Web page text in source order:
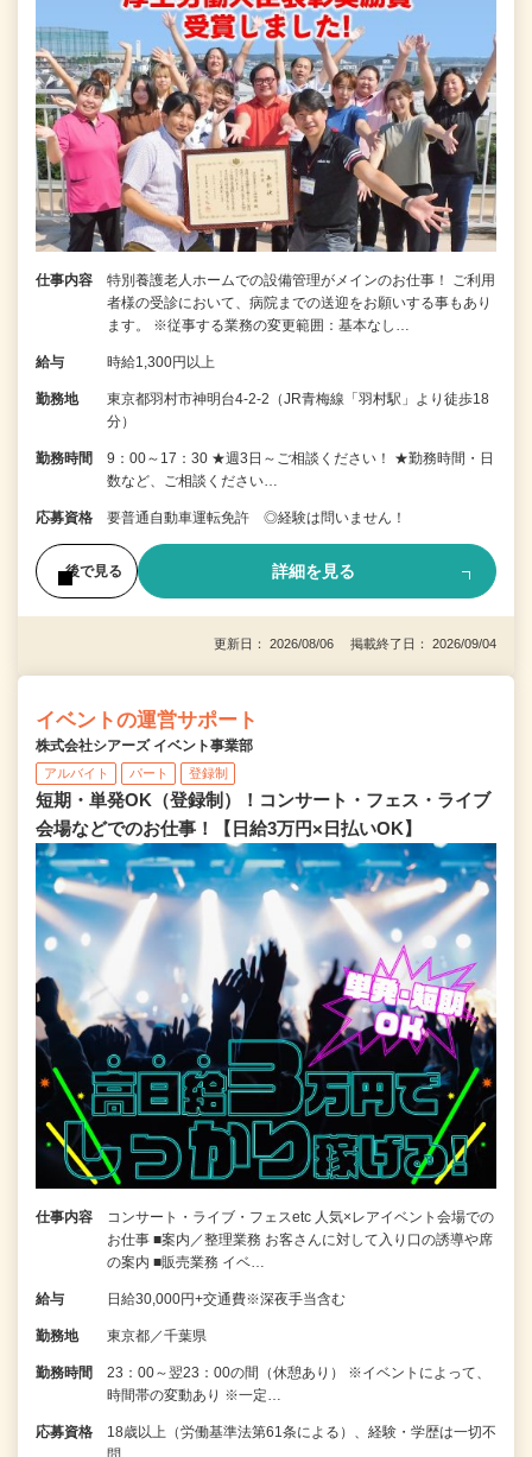
仕事内容
特別養護老人ホームでの設備管理がメインのお仕事！ ご利用
者様の受診において、病院までの送迎をお願いする事もあり
ます。 ※従事する業務の変更範囲：基本なし…
給与 時給1,300円以上
勤務地
東京都羽村市神明台4-2-2（JR青梅線「羽村駅」より徒歩18
分）
勤務時間
9：00～17：30 ★週3日～ご相談ください！ ★勤務時間・日
数など、ご相談ください…
応募資格 要普通自動車運転免許 ◎経験は問いません！
後で見る 詳細を見る
更新日： 2026/08/06 掲載終了日： 2026/09/04
イベントの運営サポート
株式会社シアーズ イベント事業部
アルバイト パート 登録制
短期・単発OK（登録制）！コンサート・フェス・ライブ
会場などでのお仕事！【日給3万円×日払いOK】
仕事内容
コンサート・ライブ・フェスetc 人気×レアイベント会場での
お仕事 ■案内／整理業務 お客さんに対して入り口の誘導や席
の案内 ■販売業務 イベ…
給与 日給30,000円+交通費※深夜手当含む
勤務地 東京都／千葉県
勤務時間
23：00～翌23：00の間（休憩あり） ※イベントによって、
時間帯の変動あり ※一定…
応募資格
18歳以上（労働基準法第61条による）、経験・学歴は一切不